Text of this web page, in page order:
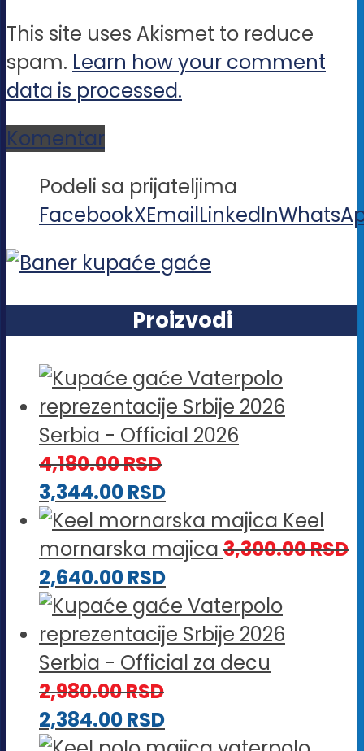
This site uses Akismet to reduce
spam. Learn how your comment
data is processed.
Komentar
Podeli sa prijateljima
FacebookXEmailLinkedIn
Proizvodi
Serbia - Official 2026
4,180.00RSD
3,344.00RSD
Keel
mornarska majica 3,300.00RSD
2,640.00RSD
Serbia - Official za decu
2,980.00RSD
2,384.00RSD